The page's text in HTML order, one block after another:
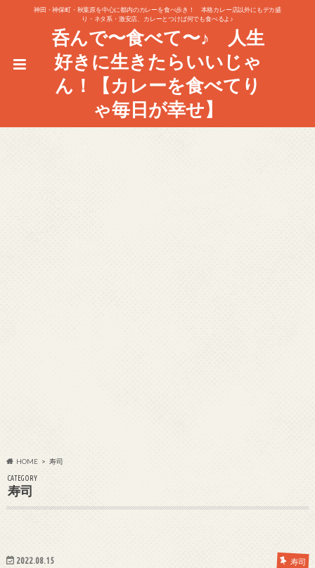
神田・神保町・秋葉原を中心に都内のカレーを食べ歩き！ 本格カレー店以外にもデカ盛
り・ネタ系・激安店、カレーとつけば何でも食べるよ♪
呑んで〜食べて〜♪ 人生
好きに生きたらいいじゃ
ん！【カレーを食べてり
ゃ毎日が幸せ】
HOME 寿司
CATEGORY
寿司
2022.08.15 寿司